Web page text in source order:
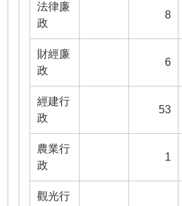
法律廉
政
8
財經廉
政
6
經建行
政
53
農業行
政
1
觀光行